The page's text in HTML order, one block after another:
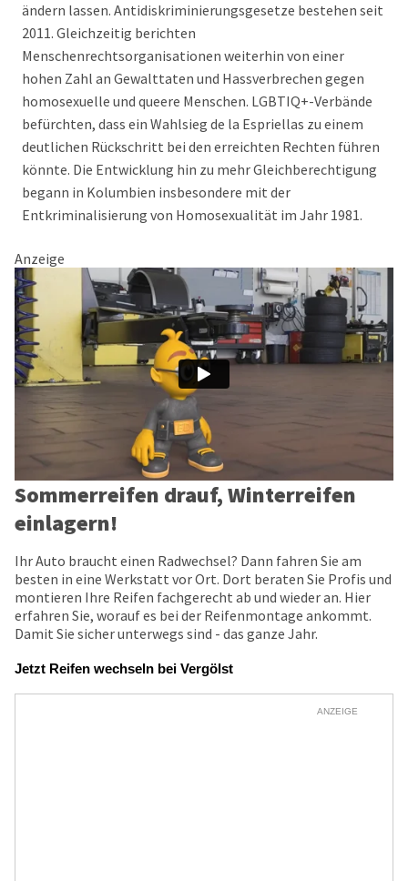
ändern lassen. Antidiskriminierungsgesetze bestehen seit
2011. Gleichzeitig berichten
Menschenrechtsorganisationen weiterhin von einer
hohen Zahl an Gewalttaten und Hassverbrechen gegen
homosexuelle und queere Menschen. LGBTIQ+-Verbände
befürchten, dass ein Wahlsieg de la Espriellas zu einem
deutlichen Rückschritt bei den erreichten Rechten führen
könnte. Die Entwicklung hin zu mehr Gleichberechtigung
begann in Kolumbien insbesondere mit der
Entkriminalisierung von Homosexualität im Jahr 1981.
Anzeige
Sommerreifen drauf, Winterreifen
einlagern!
Ihr Auto braucht einen Radwechsel? Dann fahren Sie am
besten in eine Werkstatt vor Ort. Dort beraten Sie Profis und
montieren Ihre Reifen fachgerecht ab und wieder an. Hier
erfahren Sie, worauf es bei der Reifenmontage ankommt.
Damit Sie sicher unterwegs sind - das ganze Jahr.
Jetzt Reifen wechseln bei Vergölst
ANZEIGE